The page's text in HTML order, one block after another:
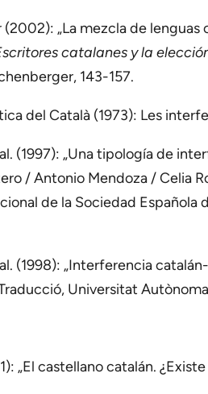
(2002): „La mezcla de
catalanes y la
143-157.
del Català (1973): Les
(1997): „Una tipología de
/ Antonio Mendoza / Celia
de la Sociedad
(1998): „Interferencia
Universitat
„El castellano catalán.